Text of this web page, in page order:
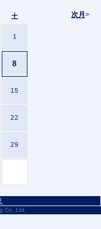
次月>
土
1
8
15
22
29
Co.,Ltd.